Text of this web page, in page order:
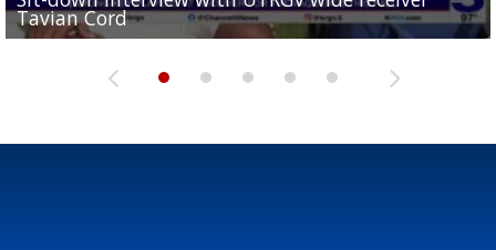
Tavian Cord
Two-a-Day Tour 2026: Raymondville Bearkats
Two-a-Day Tour 2026: Port Isabel Tarpons
and receiving votes in...
Two-a-Day Tour 2026: Santa Rosa Warriors